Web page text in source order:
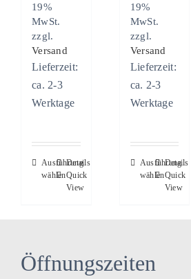
19%
MwSt.
zzgl.
Versand
Lieferzeit:
ca. 2-3
Werktage
Ausführung
wählen
Dieses
Produkt
Die
Details
Quick
View
19%
MwSt.
zzgl.
Versand
Lieferzeit:
ca. 2-3
Werktage
Ausführung
wählen
Dieses
Produkt
Die
Details
Quick
View
Öffnungszeiten